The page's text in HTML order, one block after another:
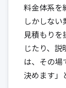
料金体系を
しかしな
見積もり
じたり、
は、その場
決めます」